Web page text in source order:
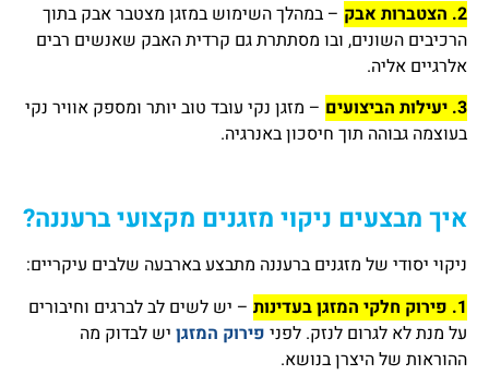
2. הצטברות אבק
– במהלך השימוש במזגן מצטבר אבק בתוך
הרכיבים השונים, ובו מסתתרת גם קרדית האבק שאנשים רבים
אלרגיים אליה.
3. יעילות הביצועים
– מזגן נקי עובד טוב יותר ומספק אוויר נקי
בעוצמה גבוהה תוך חיסכון באנרגיה.
איך מבצעים ניקוי מזגנים מקצועי ברעננה?
ניקוי יסודי של מזגנים ברעננה מתבצע בארבעה שלבים עיקריים:
1. פירוק חלקי המזגן בעדינות
– יש לשים לב לברגים וחיבורים
על מנת לא לגרום לנזק. לפני פירוק המזגן יש לבדוק מה
ההוראות של היצרן בנושא.